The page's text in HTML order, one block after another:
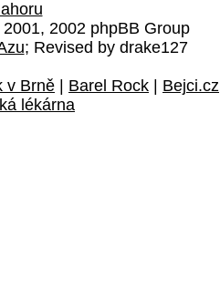
2002 phpBB Group
; Revised by drake127
v Brně Barel Rock
Bejci.cz
lékárna